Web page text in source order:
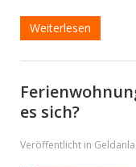
Weiterlesen
es sich?
Veröffentlicht in